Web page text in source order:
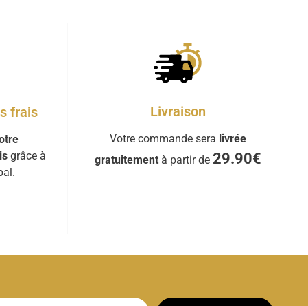
frais
grâce à
Livraison
Votre commande sera livrée
gratuitementà partir de 29.90€